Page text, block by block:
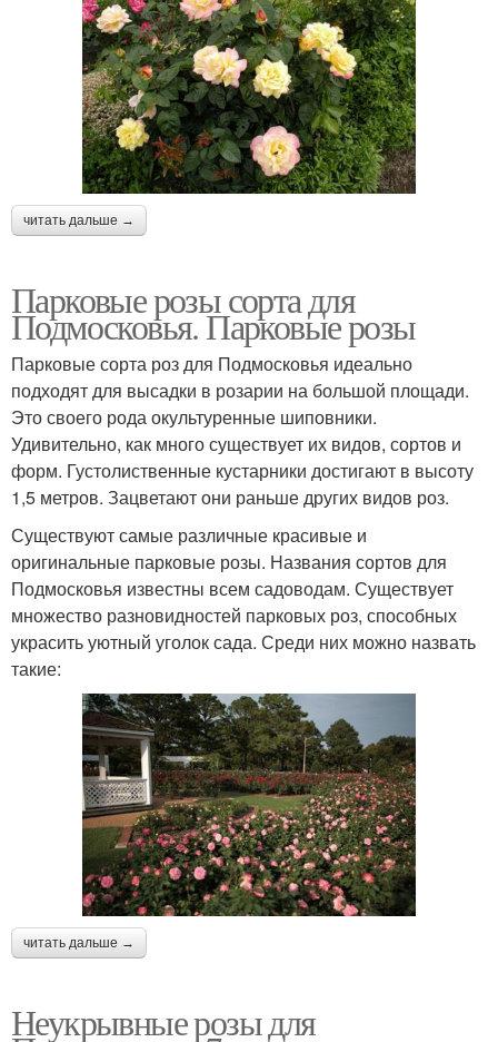
читать дальше →
Парковые розы сорта для
Подмосковья. Парковые розы
Парковые сорта роз для Подмосковья идеально
подходят для высадки в розарии на большой площади.
Это своего рода окультуренные шиповники.
Удивительно, как много существует их видов, сортов и
форм. Густолиственные кустарники достигают в высоту
1,5 метров. Зацветают они раньше других видов роз.
Существуют самые различные красивые и
оригинальные парковые розы. Названия сортов для
Подмосковья известны всем садоводам. Существует
множество разновидностей парковых роз, способных
украсить уютный уголок сада. Среди них можно назвать
такие:
читать дальше →
Неукрывные розы для